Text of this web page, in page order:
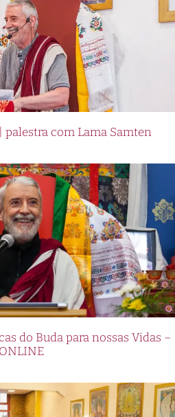
palestra com Lama Samten
do Buda para nossas Vidas –
ONLINE